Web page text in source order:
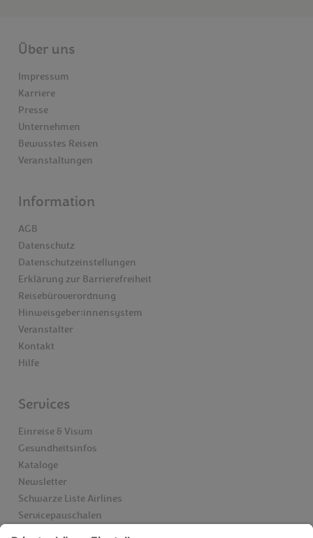
Über uns
Impressum
Karriere
Presse
Unternehmen
Bewusstes Reisen
Veranstaltungen
Information
AGB
Datenschutz
Datenschutzeinstellungen
Erklärung zur Barrierefreiheit
Reisebüroverordnung
Hinweisgeber:innensystem
Veranstalter
Kontakt
Hilfe
Services
Einreise & Visum
Gesundheitsinfos
Kataloge
Newsletter
Schwarze Liste Airlines
Servicepauschalen